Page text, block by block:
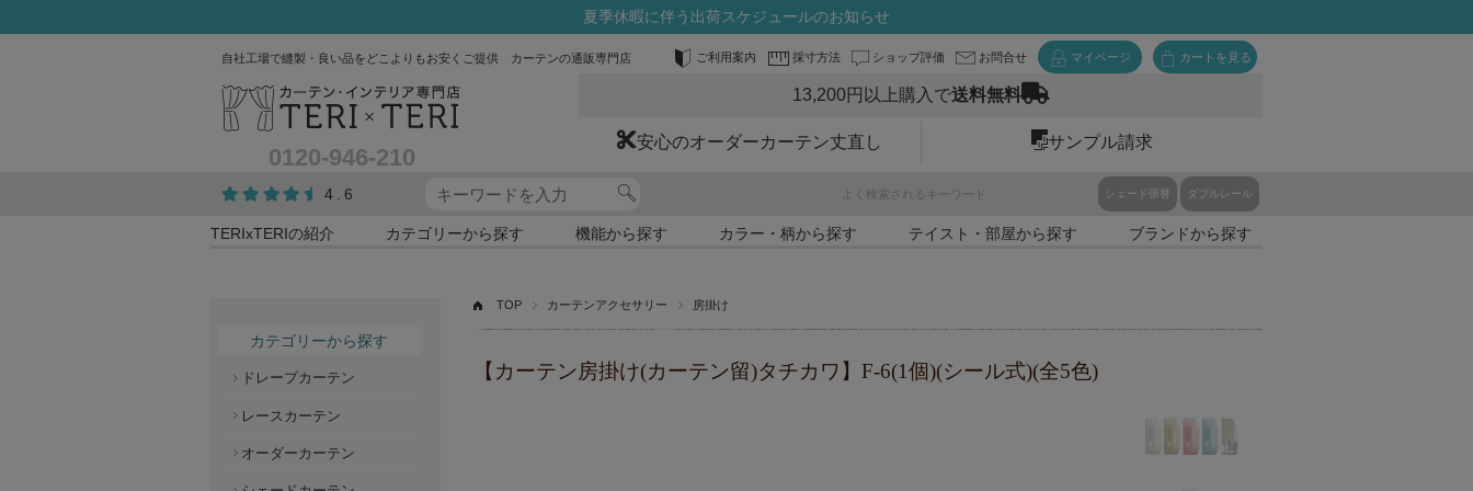
夏季休暇に伴う出荷スケジュールのお知らせ
自社工場で縫製・良い品をどこよりもお安くご提供 カーテンの通販専門店 ご利用案内 採寸方法 ショップ評価 お問合せ マイページ カートを見る
0120-946-210
13,200円以上購入で送料無料
安心のオーダーカーテン丈直し サンプル請求
4.6 よく検索されるキーワード シェード張替 ダブルレール
TERIxTERIの紹介 カテゴリーから探す 機能から探す カラー・柄から探す テイスト・部屋から探す ブランドから探す
TOP カーテンアクセサリー 房掛け
【カーテン房掛け(カーテン留)タチカワ】F-6(1個)(シール式)(全5色)
カテゴリーから探す
ドレープカーテン
レースカーテン
オーダーカーテン